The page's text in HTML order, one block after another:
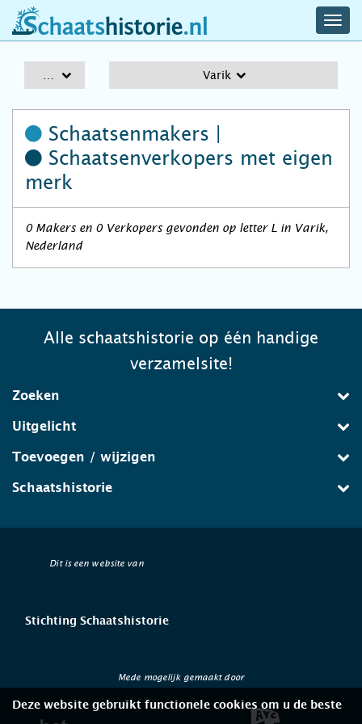
schaatshistorie.nl
Varik
Schaatsenmakers |
Schaatsenverkopers met eigen
merk
0 Makers en 0 Verkopers gevonden op letter L in Varik,
Nederland
Alle schaatshistorie op één handige
verzamelsite!
Zoeken
Uitgelicht
Toevoegen / wijzigen
Schaatshistorie
Dit is een website van
Stichting Schaatshistorie
Mede mogelijk gemaakt door
Deze website gebruikt functionele cookies om u de beste